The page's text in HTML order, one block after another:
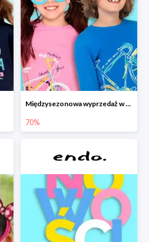
Międzysezonowa wyprzedaż w Endo do -70%
70%